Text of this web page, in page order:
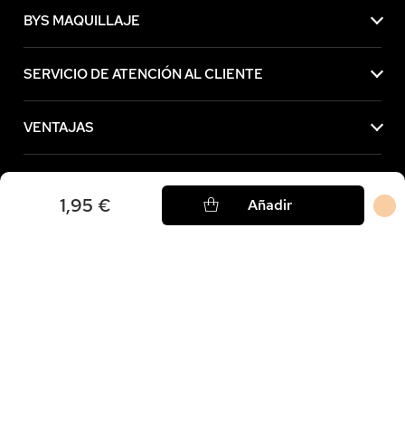
1,95 € Añadir
BYS MAQUILLAJE
SERVICIO DE ATENCIÓN AL CLIENTE
VENTAJAS